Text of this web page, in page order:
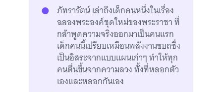
ภัทรารัตน์ เล่าถึงเด็กคนหนึ่งในเรื่อง
ฉลองพระองค์ชุดใหม่ของพระราชา ที่
กล้าพูดความจริงออกมาเป็นคนแรก
เด็กคนนี้เปรียบเหมือนพลังงานขบถซึ่ง
เป็นอิสระจากแบบแผนเก่าๆ ทำให้ทุก
คนตื่นขึ้นจากความลวง ทั้งที่หลอกตัว
เองและหลอกกันเอง